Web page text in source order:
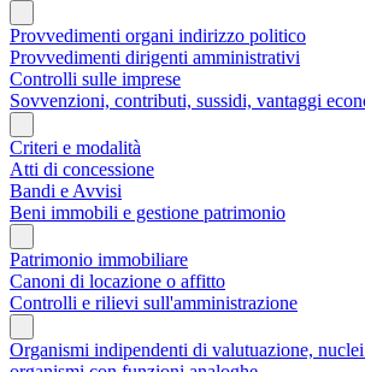
Provvedimenti organi indirizzo politico
Provvedimenti dirigenti amministrativi
Controlli sulle imprese
Sovvenzioni, contributi, sussidi, vantaggi
Criteri e modalità
Atti di concessione
Bandi e Avvisi
Beni immobili e gestione patrimonio
Patrimonio immobiliare
Canoni di locazione o affitto
Controlli e rilievi sull'amministrazione
Organismi indipendenti di valutuazione,